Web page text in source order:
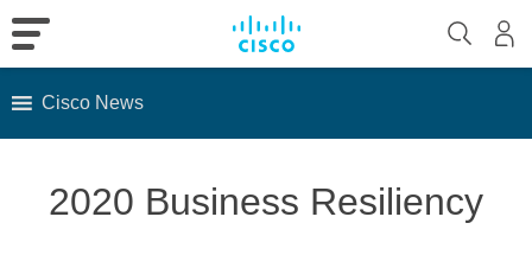
Cisco News
content2020 Business Resiliency